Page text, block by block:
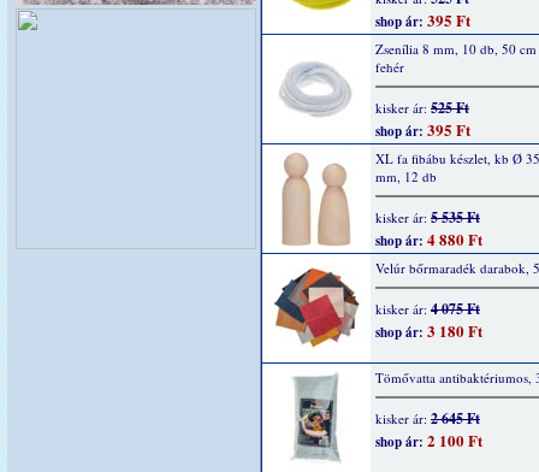
shop ár: 395 Ft
Zsenília 8 mm, 10 db, 50 cm
fehér
kisker ár: 525 Ft
shop ár: 395 Ft
XL fa fibábu készlet, kb Ø
mm, 12 db
kisker ár: 5 535 Ft
shop ár: 4 880 Ft
Velúr bőrmaradék darabok,
kisker ár: 4 075 Ft
shop ár: 3 180 Ft
Tömővatta antibaktériumos,
kisker ár: 2 645 Ft
shop ár: 2 100 Ft